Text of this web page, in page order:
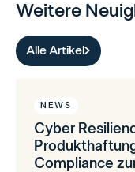
Weitere
Alle Artikel
NEWS
Cyber
Compliance